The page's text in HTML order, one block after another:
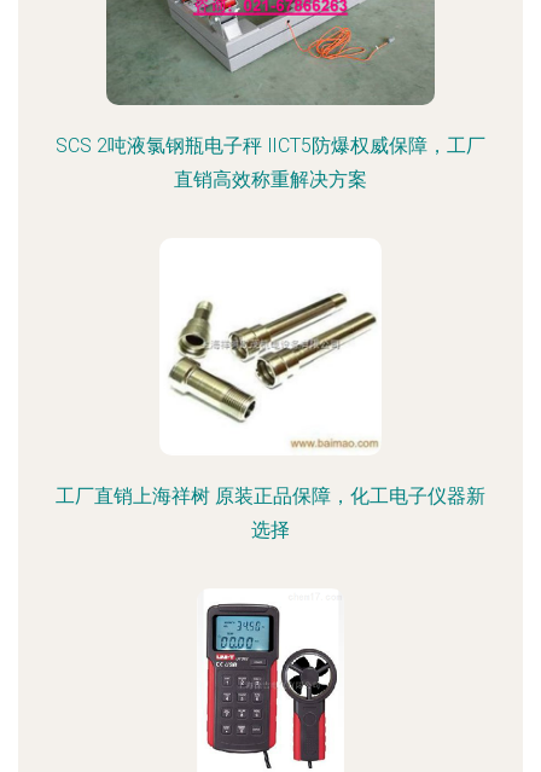
SCS 2吨液氯钢瓶电子秤 ⅡCT5防爆权威保障，工厂
直销高效称重解决方案
工厂直销上海祥树 原装正品保障，化工电子仪器新
选择